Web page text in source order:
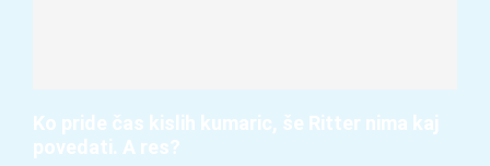
Ko pride čas kislih kumaric, še Ritter nima kaj
povedati. A res?